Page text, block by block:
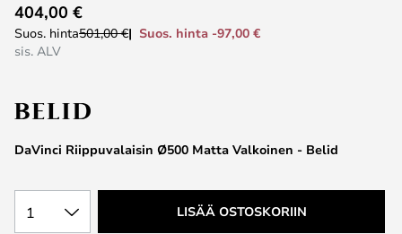
to
the
the
gallery
DaVinci Riippuvalaisin Ø500 Matta Valkoinen - Belid
404,00 €
Suos. hinta501,00 €
Suos. hinta -97,00 €
sis. ALV
1 LISÄÄ OSTOSKORIIN